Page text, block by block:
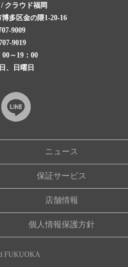
クラウド福岡
多区金の隈1-20-16
9009
9019
～19：00
、日曜日
ニュース
保証サービス
店舗情報
個人情報保護方針
FUKUOKA